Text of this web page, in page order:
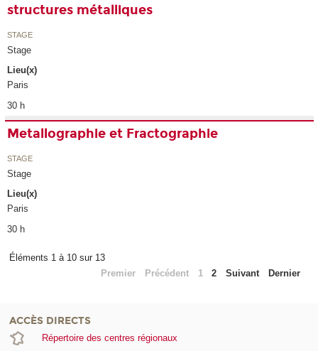
structures métalliques
STAGE
Stage
Lieu(x)
Paris
30 h
Metallographie et Fractographie
STAGE
Stage
Lieu(x)
Paris
30 h
Éléments 1 à 10 sur 13
Premier
Précédent 1 2 Suivant Dernier
ACCÈS DIRECTS
Répertoire des centres régionaux